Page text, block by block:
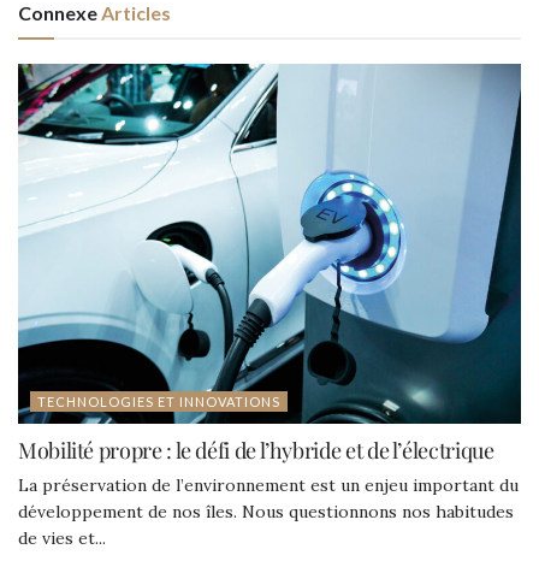
ConnexeArticles
TECHNOLOGIES ET INNOVATIONS
Mobilité propre : le défi de l’hybride et de l’électrique
La préservation de l’environnement est un enjeu important du
développement de nos îles. Nous questionnons nos habitudes
de vies et...